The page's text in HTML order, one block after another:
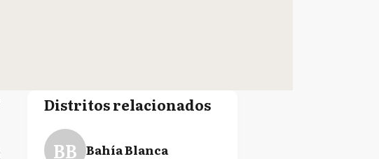
Distritos relacionados
BB Bahía Blanca